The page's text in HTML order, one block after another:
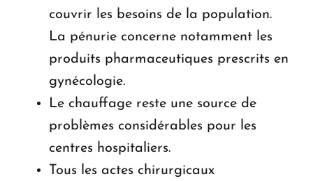
couvrir les besoins de la population.
La pénurie concerne notamment les
produits pharmaceutiques prescrits en
gynécologie.
Le chauffage reste une source de
problèmes considérables pour les
centres hospitaliers.
Tous les actes chirurgicaux